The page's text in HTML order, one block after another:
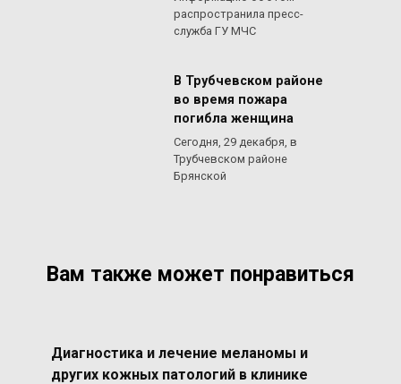
распространила пресс-
служба ГУ МЧС
В Трубчевском районе
во время пожара
погибла женщина
Сегодня, 29 декабря, в
Трубчевском районе
Брянской
Вам также может понравиться
Диагностика и лечение меланомы и
других кожных патологий в клинике